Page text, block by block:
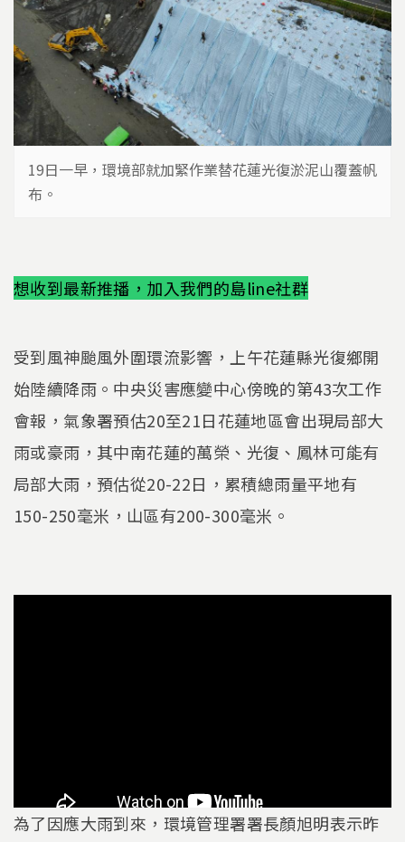
19日一早，環境部就加緊作業替花蓮光復淤泥山覆蓋帆
布。
想收到最新推播，加入我們的島line社群
受到風神颱風外圍環流影響，上午花蓮縣光復鄉開
始陸續降雨。中央災害應變中心傍晚的第43次工作
會報，氣象署預估20至21日花蓮地區會出現局部大
雨或豪雨，其中南花蓮的萬榮、光復、鳳林可能有
局部大雨，預估從20-22日，累積總雨量平地有
150-250毫米，山區有200-300毫米。
為了因應大雨到來，環境管理署署長顏旭明表示昨